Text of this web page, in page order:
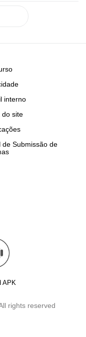
interno
do site
de Submissão de
APK
rights reserved